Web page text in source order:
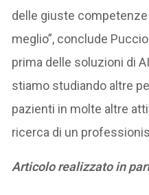
delle giuste
meglio”, conclude
prima delle soluzioni di
stiamo studiando altre
pazienti in molte altre
ricerca di un
Articolo realizzato in